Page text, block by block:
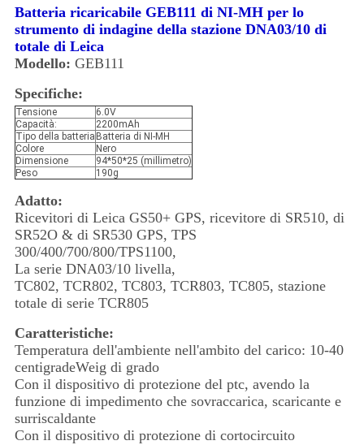
Batteria ricaricabile GEB111 di NI-MH per lo
strumento di indagine della stazione DNA03/10 di
totale di Leica
Modello: GEB111
Specifiche:
Tensione
6.0V
Capacità:
2200mAh
Tipo della batteria Batteria di NI-MH
Colore
Nero
Dimensione
94*50*25 (millimetro)
Peso
190g
Adatto:
Ricevitori di Leica GS50+ GPS, ricevitore di SR510, di
SR52O & di SR530 GPS, TPS
300/400/700/800/TPS1100,
La serie DNA03/10 livella,
TC802, TCR802, TC803, TCR803, TC805, stazione
totale di serie TCR805
Caratteristiche:
Temperatura dell'ambiente nell'ambito del carico: 10-40
centigradeWeig di grado
Con il dispositivo di protezione del ptc, avendo la
funzione di impedimento che sovraccarica, scaricante e
surriscaldante
Con il dispositivo di protezione di cortocircuito